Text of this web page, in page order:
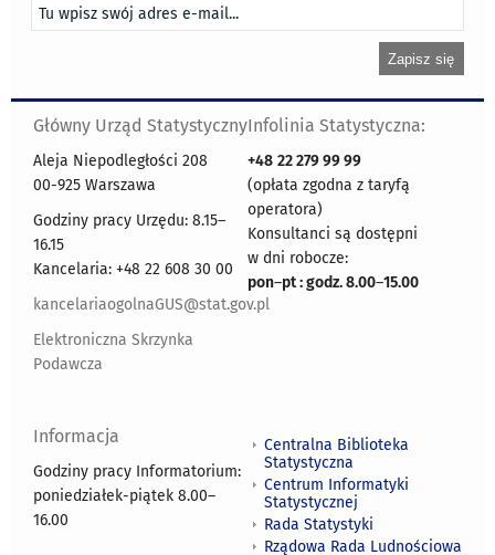
Główny Urząd Statystyczny
Aleja Niepodległości 208
00-925 Warszawa
Godziny pracy Urzędu: 8.15–
16.15
Kancelaria: +48 22 608 30 00
kancelariaogolnaGUS@stat.gov.pl
Elektroniczna Skrzynka
Podawcza
Infolinia Statystyczna:
+48 22 279 99 99
(opłata zgodna z taryfą
operatora)
Konsultanci są dostępni
w dni robocze:
pon–pt : godz. 8.00–15.00
Informacja
Godziny pracy Informatorium:
poniedziałek-piątek 8.00–
16.00
Centralna Biblioteka
Statystyczna
Centrum Informatyki
Statystycznej
Rada Statystyki
Rządowa Rada Ludnościowa